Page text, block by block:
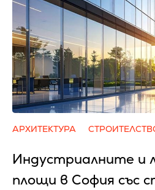
АРХИТЕКТУРА
Индустриалните и
площи в София със